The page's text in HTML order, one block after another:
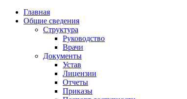
Главная
Общие сведения
Структура
Руководство
Врачи
Документы
Устав
Лицензии
Отчеты
Приказы